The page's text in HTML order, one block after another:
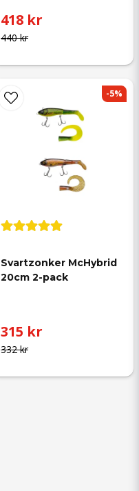
440 kr
418 kr
Svartzonker McHybrid
20cm 2-pack
332 kr
315 kr
-5%